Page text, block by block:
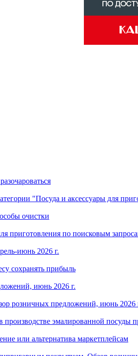
"Посуда и аксессуары для
очистки
приготовления по поисковым
июнь 2026 г.
сохранять прибыль
июнь 2026 г.
розничных предложений, июнь 2026
эмалированной посуды
или альтернатива маркетплейсам